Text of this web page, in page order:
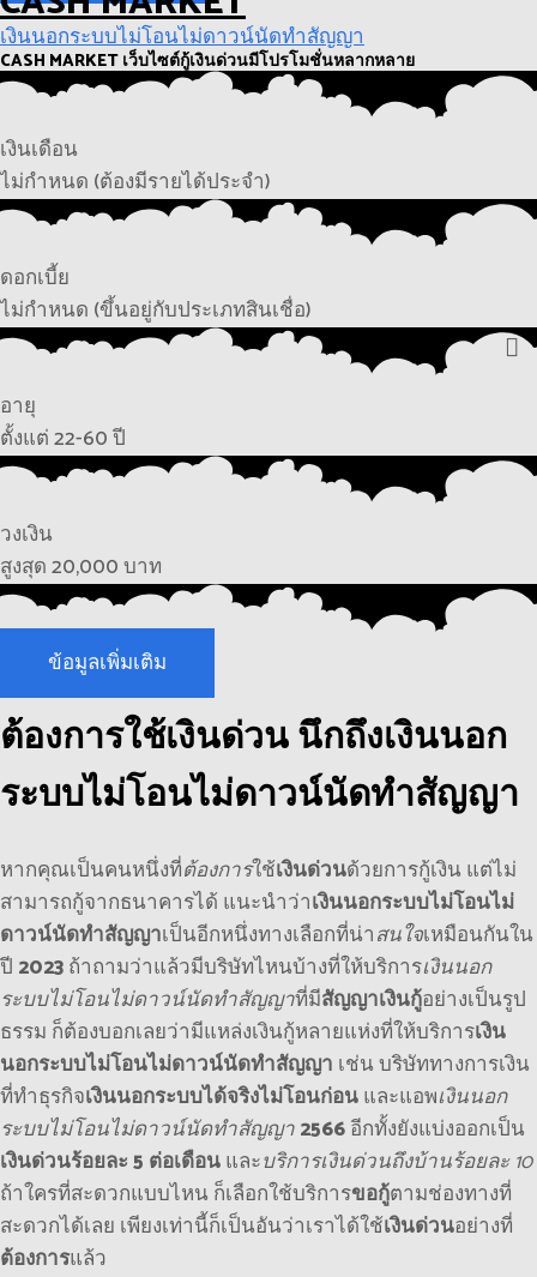
เงินนอกระบบไม่โอนไม่ดาวน์นัดทำสัญญา
CASH MARKET เว็บไซต์กู้เงินด่วนมีโปรโมชั่นหลากหลาย
เงินเดือน
ไม่กำหนด (ต้องมีรายได้ประจำ)
ดอกเบี้ย
ไม่กำหนด (ขึ้นอยู่กับประเภทสินเชื่อ)
อายุ
ตั้งแต่ 22-60 ปี
วงเงิน
สูงสุด 20,000 บาท
ข้อมูลเพิ่มเติม
ต้องการใช้เงินด่วน นึกถึงเงินนอก
ระบบไม่โอนไม่ดาวน์นัดทำสัญญา
หากคุณเป็นคนหนึ่งที่ต้องการใช้เงินด่วนด้วยการกู้เงิน แต่ไม่
สามารถกู้จากธนาคารได้ แนะนำว่าเงินนอกระบบไม่โอนไม่
ดาวน์นัดทำสัญญาเป็นอีกหนึ่งทางเลือกที่น่าสนใจเหมือนกันใน
ปี 2023ถ้าถามว่าแล้วมีบริษัทไหนบ้างที่ให้บริการเงินนอก
ระบบไม่โอนไม่ดาวน์นัดทำสัญญาที่มีสัญญาเงินกู้อย่างเป็นรูป
ธรรม ก็ต้องบอกเลยว่ามีแหล่งเงินกู้หลายแห่งที่ให้บริการเงิน
นอกระบบไม่โอนไม่ดาวน์นัดทำสัญญา เช่น บริษัททางการเงิน
ที่ทำธุรกิจเงินนอกระบบได้จริงไม่โอนก่อนและแอพเงินนอก
ระบบไม่โอนไม่ดาวน์นัดทําสัญญา2566อีกทั้งยังแบ่งออกเป็น
เงินด่วนร้อยละ 5 ต่อเดือนและบริการเงินด่วนถึงบ้านร้อยละ 10
ถ้าใครที่สะดวกแบบไหน ก็เลือกใช้บริการขอกู้ตามช่องทางที่
สะดวกได้เลย เพียงเท่านี้ก็เป็นอันว่าเราได้ใช้เงินด่วนอย่างที่
ต้องการแล้ว